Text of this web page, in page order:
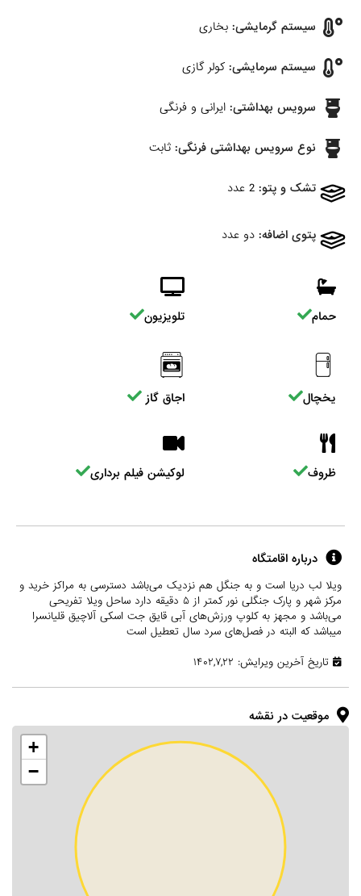
سیستم گرمایشی: بخاری
سیستم سرمایشی: کولر گازی
سرویس بهداشتی: ایرانی و فرنگی
نوع سرویس بهداشتی فرنگی: ثابت
تشک و پتو: 2 عدد
پتوی اضافه: دو عدد
حمام تلویزیون
یخچال اجاق گاز
ظروف لوکیشن فیلم برداری
درباره اقامتگاه
ویلا لب دریا است و به جنگل هم نزدیک می‌باشد دسترسی به مراکز خرید و
مرکز شهر و پارک جنگلی نور کمتر از ۵ دقیقه دارد ساحل ویلا تفریحی
می‌باشد و مجهز به کلوپ ورزش‌های آبی قایق جت اسکی آلاچیق قلیانسرا
میباشد که البته در فصل‌های سرد سال تعطیل است
تاریخ آخرین ویرایش: ۱۴۰۲,۷,۲۲
موقعیت در نقشه
+
−